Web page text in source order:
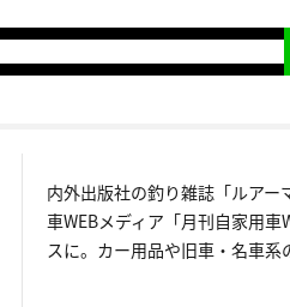
内外出版社の釣り雑誌「ルア
車WEBメディア「月刊自家用
スに。カー用品や旧車・名車系